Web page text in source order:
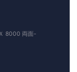
8000 両面-